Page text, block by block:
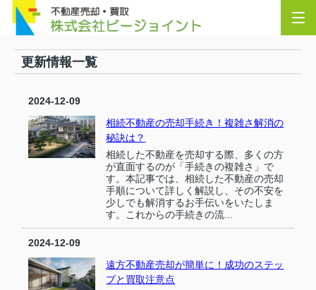
更新情報一覧
2024-12-09
相続不動産の売却手続き！複雑さ解消の
秘訣は？
相続した不動産を売却する際、多くの方
が直面するのが「手続きの複雑さ」で
す。本記事では、相続した不動産の売却
手順について詳しく解説し、その不安を
少しでも解消するお手伝いをいたしま
す。これからの手続きの流...
2024-12-09
遠方不動産売却が簡単に！成功のステッ
プと買取注意点